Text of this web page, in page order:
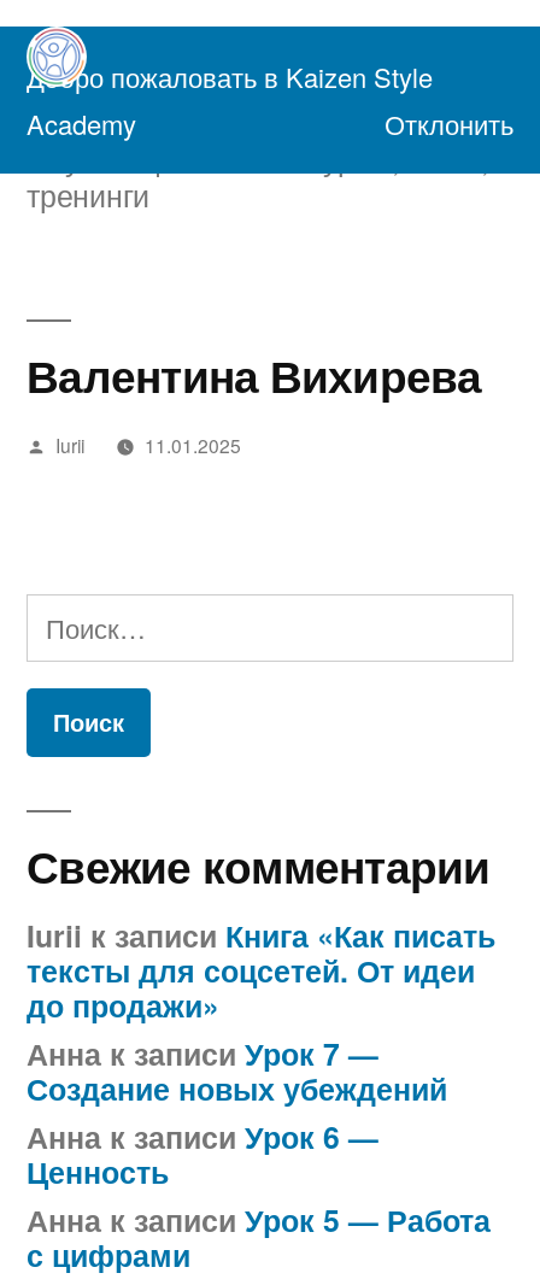
Добро пожаловать в Kaizen Style
Academy
Отклонить
Перейти
содержимому
Академия Осознанной Жизни
тренинги
Валентина Вихирева
Написано
Iurii 11.01.2025
Найти:
Свежие комментарии
Iurii к записи Книга «Как писать
тексты для соцсетей. От идеи
до продажи»
Анна к записи Урок 7 —
Создание новых убеждений
Анна к записи Урок 6 —
Ценность
Анна к записи Урок 5 — Работа
с цифрами